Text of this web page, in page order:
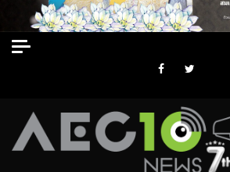
Skip
to
Facebook
Twitter